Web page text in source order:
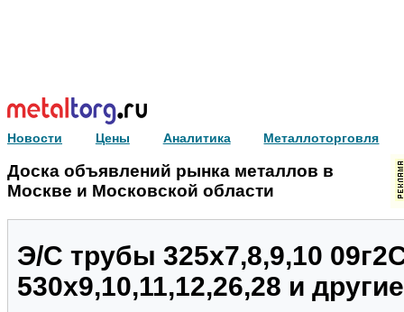
Новости Цены Аналитика Металлоторговля
Доска объявлений рынка металлов в
Москве и Московской области
Э/С трубы 325х7,8,9,10
530х9,10,11,12,26,28 и другие